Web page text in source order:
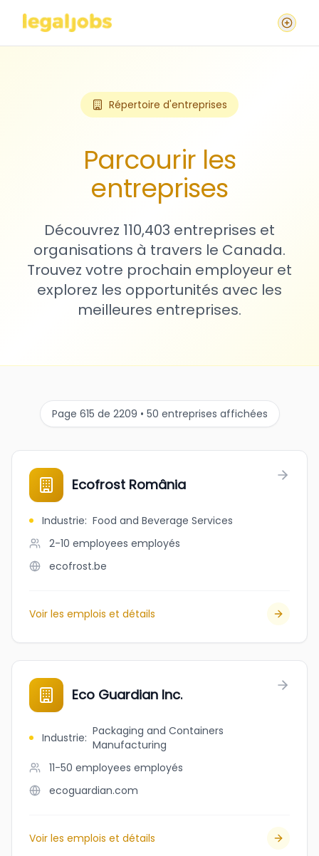
Répertoire d'entreprises
Parcourir les
entreprises
Découvrez 110,403 entreprises et
organisations à travers le Canada.
Trouvez votre prochain employeur et
explorez les opportunités avec les
meilleures entreprises.
Page 615 de 2209 • 50 entreprises affichées
Ecofrost România
Industrie: Food and Beverage Services
2-10 employees employés
ecofrost.be
Voir les emplois et détails
Eco Guardian Inc.
Industrie: Packaging and Containers
Manufacturing
11-50 employees employés
ecoguardian.com
Voir les emplois et détails